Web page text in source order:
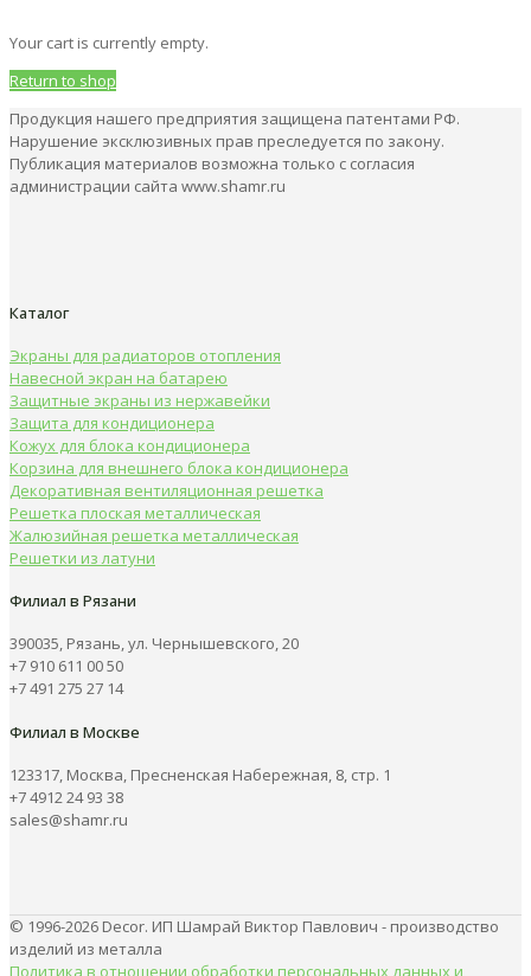
Your cart is currently empty.
Return to shop
Продукция нашего предприятия защищена патентами РФ.
Нарушение эксклюзивных прав преследуется по закону.
Публикация материалов возможна только с согласия
администрации сайта www.shamr.ru
Каталог
Экраны для радиаторов отопления
Навесной экран на батарею
Защитные экраны из нержавейки
Защита для кондиционера
Кожух для блока кондиционера
Корзина для внешнего блока кондиционера
Декоративная вентиляционная решетка
Решетка плоская металлическая
Жалюзийная решетка металлическая
Решетки из латуни
Филиал в Рязани
390035, Рязань, ул. Чернышевского, 20
+7 910 611 00 50
+7 491 275 27 14
Филиал в Москве
123317, Москва, Пресненская Набережная, 8, стр. 1
+7 4912 24 93 38
sales@shamr.ru
© 1996-2026 Decor. ИП Шамрай Виктор Павлович - производство
изделий из металла
Политика в отношении обработки персональных данных и